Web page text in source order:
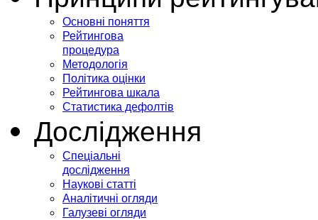
Основні поняття
Рейтингова
процедура
Методологія
Політика оцінки
Рейтингова шкала
Статистика дефолтів
Дослідження
Спеціальні
дослідження
Наукові статті
Аналітичні огляди
Галузеві огляди